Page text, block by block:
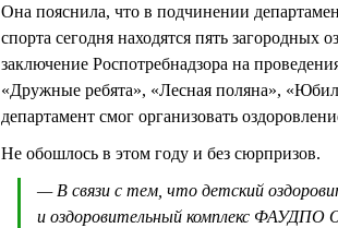
Она пояснила, что в подчинении
спорта сегодня находятся пять
заключение Роспотребнадзора на
«Дружные ребята», «Лесная поляна»,
департамент смог организовать
Не обошлось в этом году и без сюрпризов.
— В связи с тем, что детский
и оздоровительный комплекс ФАУДПО